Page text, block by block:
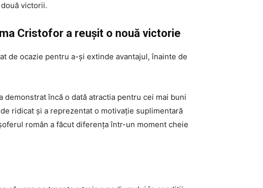
victorii.
Cristofor a reușit o nouă victorie
de ocazie pentru a-și extinde avantajul, înainte de
încă o dată atractia pentru cei mai buni
ridicat și a reprezentat o motivație suplimentară
român a făcut diferența într-un moment cheie